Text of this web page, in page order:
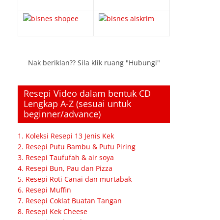
Nak beriklan?? Sila klik ruang "Hubungi"
Resepi Video dalam bentuk CD
Lengkap A-Z (sesuai untuk
beginner/advance)
1. Koleksi Resepi 13 Jenis Kek
2. Resepi Putu Bambu & Putu Piring
3. Resepi Taufufah & air soya
4. Resepi Bun, Pau dan Pizza
5. Resepi Roti Canai dan murtabak
6. Resepi Muffin
7. Resepi Coklat Buatan Tangan
8. Resepi Kek Cheese